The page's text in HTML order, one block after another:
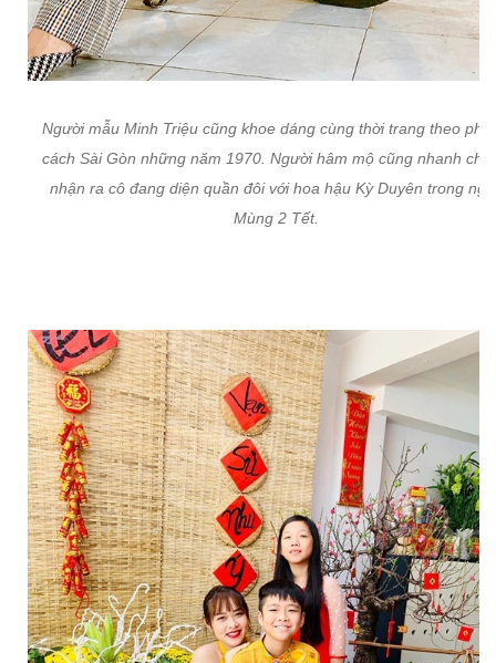
Người mẫu Minh Triệu cũng khoe dáng cùng thời trang theo
cách Sài Gòn những năm 1970. Người hâm mộ cũng nhanh
nhận ra cô đang diện quần đôi với hoa hậu Kỳ Duyên trong
Mùng 2 Tết.